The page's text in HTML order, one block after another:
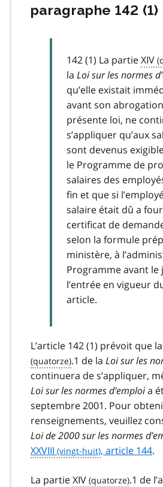
paragraphe 142 (1)
142 (1) La partieXIV
la Loi sur les normes
qu’elle existait
avant son
présente loi, ne
s’appliquer qu’aux
sont devenus
le Programme de
salaires des
fin et que si
salaire était dû a
certificat de
selon la formule
ministère, à
Programme avant le
l’entrée en vigueur
article.
L’article 142 (1) prévoit que
.1 de la Loi sur les
continuera de s’appliquer,
Loi sur les normes d’emploia
septembre 2001. Pour
renseignements, veuillez
Loi de 2000 sur les normes
XXVIII
, article 144.
La partieXIV
.1 de